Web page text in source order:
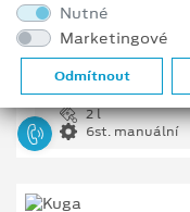
1 226 335 Kč
Cenové zvýhodnění
404 691 Kč
2 l
6st. manuální
Nutné
Marketingové
Odmítnout